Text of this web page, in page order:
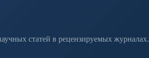
статей в рецензируемых журналах.